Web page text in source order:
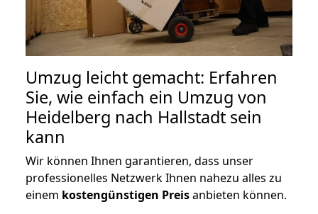
Umzug leicht gemacht: Erfahren
Sie, wie einfach ein Umzug von
Heidelberg nach Hallstadt sein
kann
Wir können Ihnen garantieren, dass unser
professionelles Netzwerk Ihnen nahezu alles zu
einem kostengünstigen Preisanbieten können.